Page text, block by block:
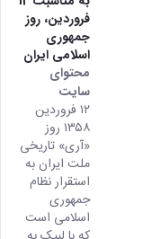
فروردین، روز
جمهوری
اسلامی ایران
محتوای
سایت
۱۲ فروردین
۱۳۵۸ روز
«آری» تاریخی
ملت ایران به
استقرار نظام
جمهوری
اسلامی است